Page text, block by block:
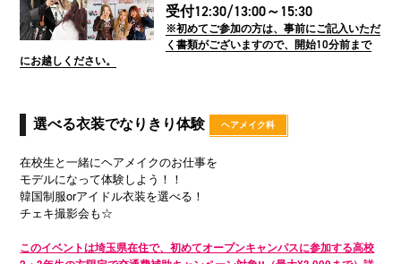
受付12:30/13:00～15:30
※初めてご参加の方は、事前にご記入いただ
く書類がございますので、開始10分前まで
にお越しください。
選べる衣装でなりきり体験 ヘアメイク科
在校生と一緒にヘアメイクのお仕事を
モデルになって体験しよう！！
韓国制服orアイドル衣装を選べる！
チェキ撮影会も☆
このイベントは埼玉県在住で、初めてオープンキャンパスに参加する高校